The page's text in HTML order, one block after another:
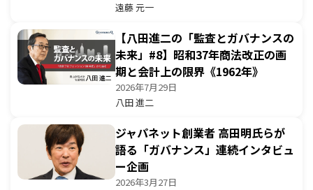
遠藤 元一
【八田進二の「監査とガバナンスの
未来」#8】昭和37年商法改正の画
期と会計上の限界《1962年》
2026年7月29日
八田 進二
ジャパネット創業者 高田明氏らが
語る「ガバナンス」連続インタビュ
ー企画
2026年3月27日